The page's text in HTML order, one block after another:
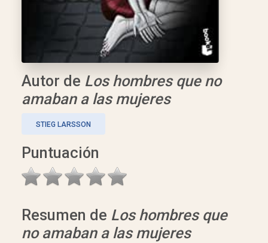
Autor de Los hombres que no
amaban a las mujeres
STIEG LARSSON
Puntuación
Resumen de Los hombres que
no amaban a las mujeres